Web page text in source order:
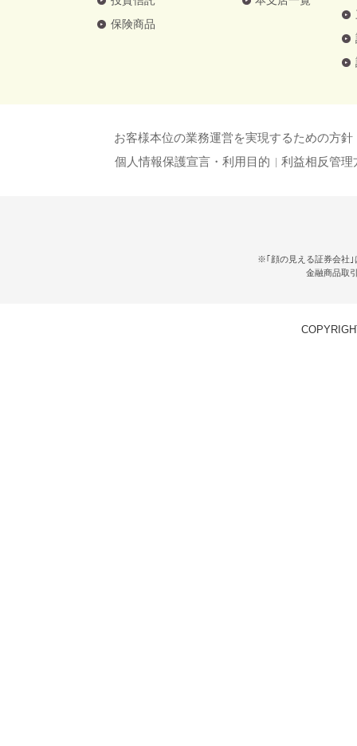
保険商品
お客様本位の業務運営を実現するための方針
個人情報保護宣言・利用目的
利益相反管理
※｢顔の見える証券会社｣
金融商品取